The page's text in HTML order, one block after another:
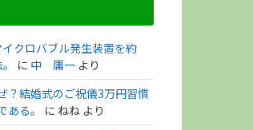
イクロバブル発生装置を約
に 中 庸一 より
？結婚式のご祝儀3万円習慣
る。
に ねね より